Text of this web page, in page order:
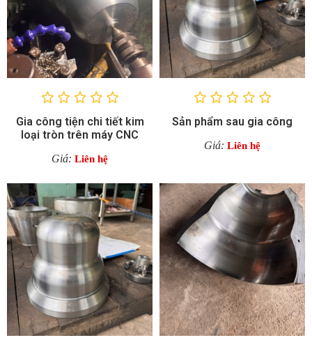
Gia công tiện chi tiết kim
loại tròn trên máy CNC
Giá: Liên hệ
Sản phẩm sau gia công
Giá: Liên hệ